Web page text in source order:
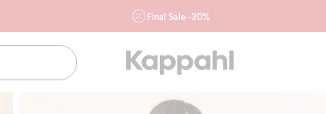
Final Sale -30%
ofertę, również z działu outlet do 10.8 w sklepach Kappahl i
Newbie oraz na kappahl.com. Ofert nie łączymy
Mężczyzna